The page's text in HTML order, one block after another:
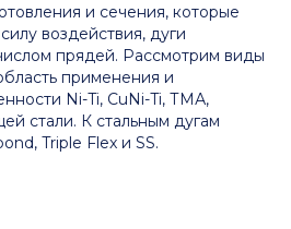
и сечения, которые
воздействия, дуги
прядей. Рассмотрим виды
применения и
Ni-Ti, CuNi-Ti, ТМА,
стали. К стальным дугам
Triple Flex и SS.